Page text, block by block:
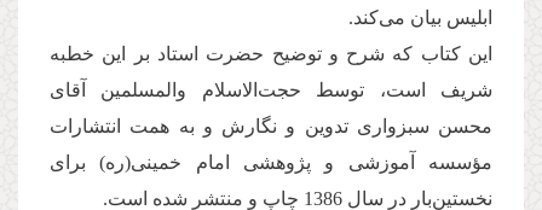
ابلیس بیان می‌کند.
این کتاب که شرح و توضیح حضرت استاد بر این خطبه
شریف است، توسط حجت‌الاسلام والمسلمین آقای
محسن سبزواری تدوین و نگارش و به همت انتشارات
مؤسسه آموزشی و پژوهشی امام خمینی(ره) برای
نخستین‌بار در سال 1386 چاپ و منتشر شده است.